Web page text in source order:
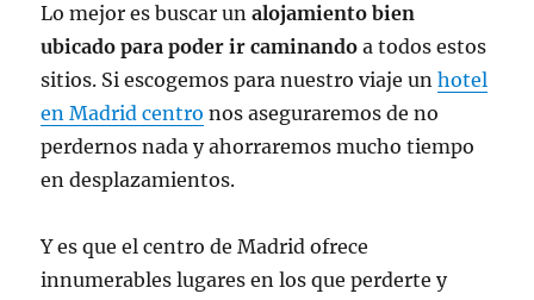
Lo mejor es buscar unalojamiento bien
ubicado para poder ir caminando a todos estos
sitios. Si escogemos para nuestro viaje unhotel
en Madrid centro nos aseguraremos de no
perdernos nada y ahorraremos mucho tiempo
en desplazamientos.
Y es que el centro de Madrid ofrece
innumerables lugares en los que perderte y